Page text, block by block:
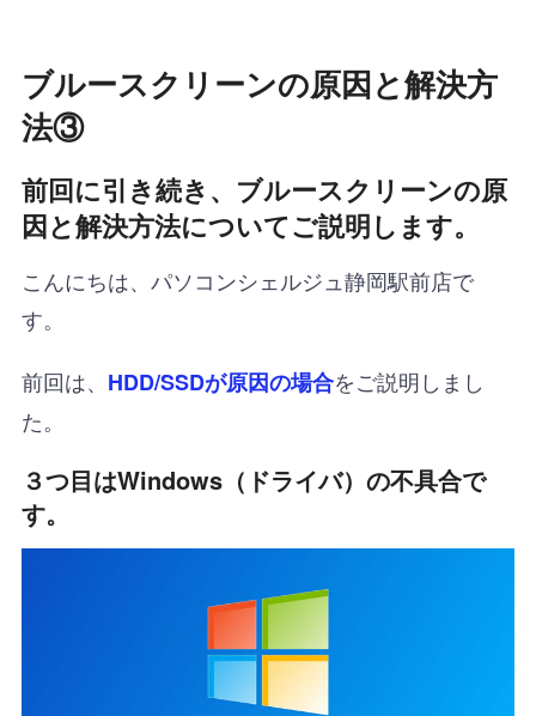
ブルースクリーンの原因と解決方
法③
前回に引き続き、ブルースクリーンの原
因と解決方法についてご説明します。
こんにちは、パソコンシェルジュ静岡駅前店で
す。
前回は、 HDD/SSDが原因の場合をご説明しまし
た。
３つ目はWindows（ドライバ）の不具合で
す。